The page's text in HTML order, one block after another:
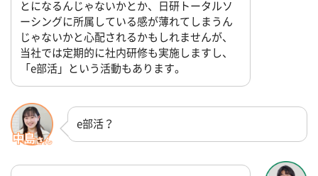
とになるんじゃないかとか、日研トータルソ
ーシングに所属している感が薄れてしまうん
じゃないかと心配されるかもしれませんが、
当社では定期的に社内研修も実施しますし、
「e部活」という活動もあります。
e部活？